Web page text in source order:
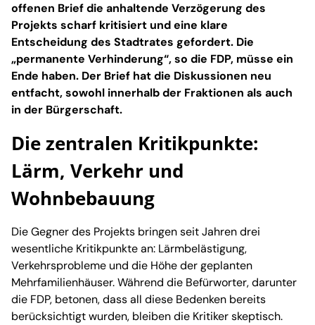
offenen Brief die anhaltende Verzögerung des
Projekts scharf kritisiert und eine klare
Entscheidung des Stadtrates gefordert. Die
„permanente Verhinderung“, so die FDP, müsse ein
Ende haben. Der Brief hat die Diskussionen neu
entfacht, sowohl innerhalb der Fraktionen als auch
in der Bürgerschaft.
Die zentralen Kritikpunkte:
Lärm, Verkehr und
Wohnbebauung
Die Gegner des Projekts bringen seit Jahren drei
wesentliche Kritikpunkte an: Lärmbelästigung,
Verkehrsprobleme und die Höhe der geplanten
Mehrfamilienhäuser. Während die Befürworter, darunter
die FDP, betonen, dass all diese Bedenken bereits
berücksichtigt wurden, bleiben die Kritiker skeptisch.